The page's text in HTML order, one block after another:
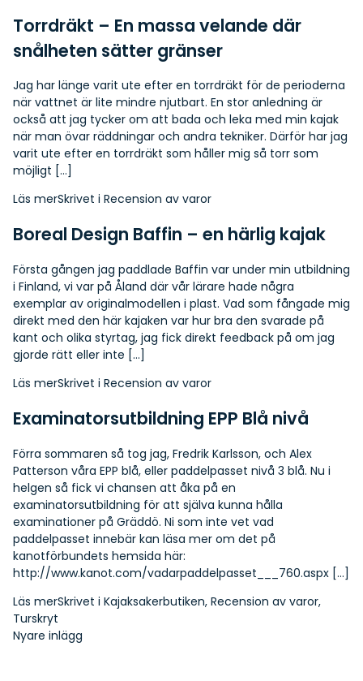
Torrdräkt – En massa velande där
snålheten sätter gränser
Jag har länge varit ute efter en torrdräkt för de perioderna
när vattnet är lite mindre njutbart. En stor anledning är
också att jag tycker om att bada och leka med min kajak
när man övar räddningar och andra tekniker. Därför har jag
varit ute efter en torrdräkt som håller mig så torr som
möjligt […]
Läs merSkrivet i Recension av varor
Boreal Design Baffin – en härlig kajak
Första gången jag paddlade Baffin var under min utbildning
i Finland, vi var på Åland där vår lärare hade några
exemplar av originalmodellen i plast. Vad som fångade mig
direkt med den här kajaken var hur bra den svarade på
kant och olika styrtag, jag fick direkt feedback på om jag
gjorde rätt eller inte […]
Läs merSkrivet i Recension av varor
Examinatorsutbildning EPP Blå nivå
Förra sommaren så tog jag, Fredrik Karlsson, och Alex
Patterson våra EPP blå, eller paddelpasset nivå 3 blå. Nu i
helgen så fick vi chansen att åka på en
examinatorsutbildning för att själva kunna hålla
examinationer på Gräddö. Ni som inte vet vad
paddelpasset innebär kan läsa mer om det på
kanotförbundets hemsida här:
http://www.kanot.com/vadarpaddelpasset___760.aspx […]
Läs merSkrivet i Kajaksakerbutiken, Recension av varor,
Turskryt
Inläggsnavigering
Nyare inlägg